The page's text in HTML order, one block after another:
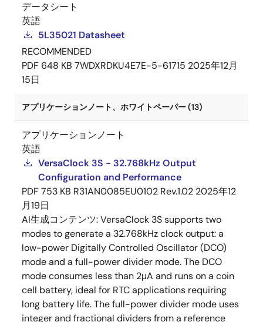
データシート
英語
5L35021 Datasheet
RECOMMENDED
PDF 648 KB 7WDXRDKU4E7E-5-61715 2025年12月
15日
アプリケーションノート、ホワイトペーパー (13)
アプリケーションノート
英語
VersaClock 3S - 32.768kHz Output
Configuration and Performance
PDF 753 KB R31AN0085EU0102 Rev.1.02 2025年12
月19日
AI生成コンテンツ:VersaClock 3S supports two
modes to generate a 32.768kHz clock output: a
low-power Digitally Controlled Oscillator (DCO)
mode and a full-power divider mode. The DCO
mode consumes less than 2μA and runs on a coin
cell battery, ideal for RTC applications requiring
long battery life. The full-power divider mode uses
integer and fractional dividers from a reference